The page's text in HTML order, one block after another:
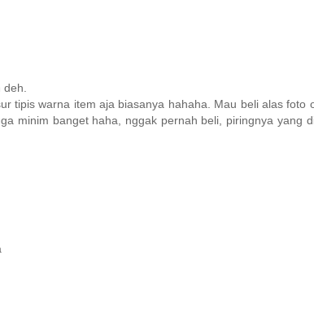
tipis warna item aja biasanya hahaha. Mau beli alas foto
minim banget haha, nggak pernah beli, piringnya yang